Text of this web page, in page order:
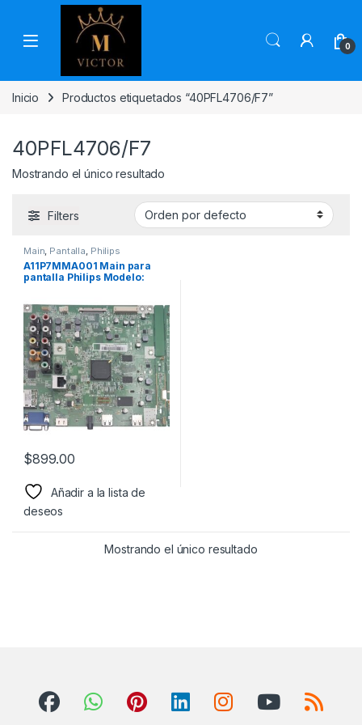
Skip to navigation
Skip to content
0
Inicio Productos etiquetados “40PFL4706/F7”
40PFL4706/F7
Mostrando el único resultado
Filters
Main, Pantalla, Philips
A11P7MMA001 Main para
pantalla Philips Modelo:
$899.00
Añadir a la lista de
deseos
Mostrando el único resultado